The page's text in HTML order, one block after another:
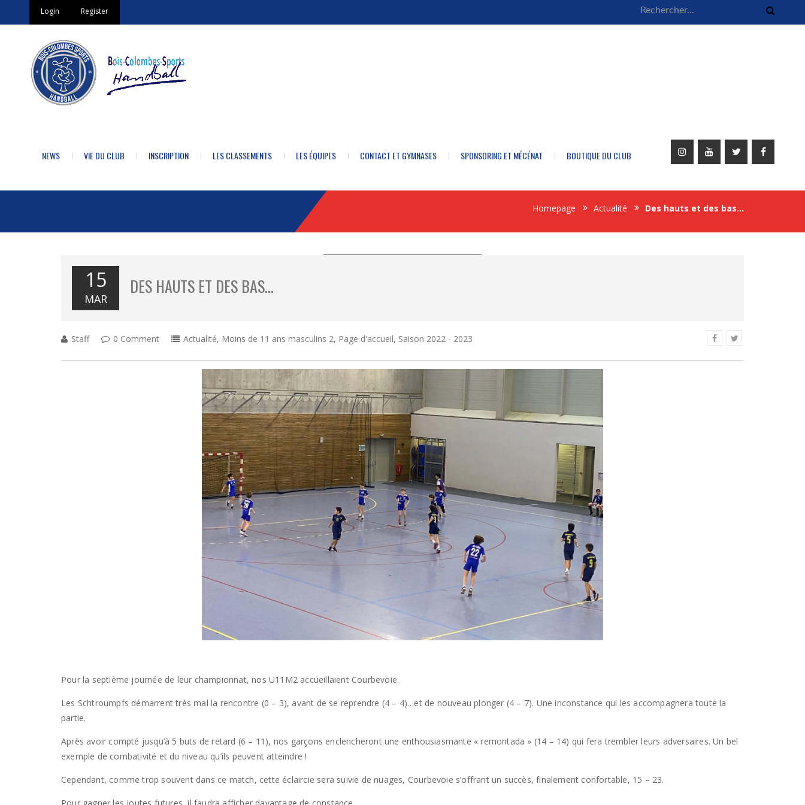
Login Register
NEWS VIE DU CLUB INSCRIPTION LES CLASSEMENTS LES ÉQUIPES CONTACT ET GYMNASES SPONSORING ET MÉCÉNAT BOUTIQUE DU CLUB
Homepage Actualité Des hauts et des bas…
15
MAR
DES HAUTS ET DES BAS…
Staff 0 Comment Actualité, Moins de 11 ans masculins 2, Page d'accueil, Saison 2022 - 2023
Pour la septième journée de leur championnat, nos U11M2 accueillaient Courbevoie.
Les Schtroumpfs démarrent très mal la rencontre (0 – 3), avant de se reprendre (4 – 4)…et de nouveau plonger (4 – 7). Une inconstance qui les accompagnera toute la
partie.
Après avoir compté jusqu’à 5 buts de retard (6 – 11), nos garçons enclencheront une enthousiasmante « remontada » (14 – 14) qui fera trembler leurs adversaires. Un bel
exemple de combativité et du niveau qu’ils peuvent atteindre !
Cependant, comme trop souvent dans ce match, cette éclaircie sera suivie de nuages, Courbevoie s’offrant un succès, finalement confortable, 15 – 23.